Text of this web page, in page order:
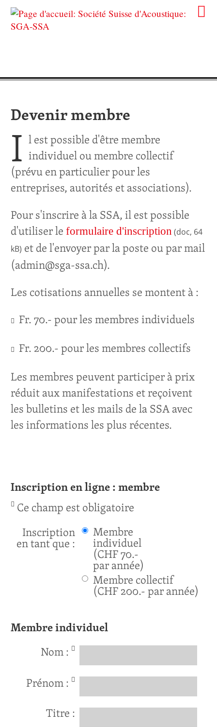
Devenir membre
I l est possible d'être membre
individuel ou membre collectif
(prévu en particulier pour les
entreprises, autorités et associations).
Pour s'inscrire à la SSA, il est possible
d'utiliser leformulaire d'inscription (doc, 64
kB) et de l'envoyer par la poste ou par mail
(admin@sga-ssa.ch).
Les cotisations annuelles se montent à :
Fr. 70.- pour les membres individuels
Fr. 200.- pour les membres collectifs
Les membres peuvent participer à prix
réduit aux manifestations et reçoivent
les bulletins et les mails de la SSA avec
les informations les plus récentes.
Inscription en ligne : membre
Ce champ est obligatoire
Inscription
en tant que :
Membre
individuel
(CHF 70.-
par année)
Membre collectif
(CHF 200.- par année)
Membre individuel
Nom :
Prénom :
Titre :